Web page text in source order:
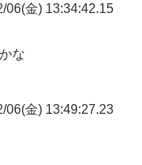
06(金) 13:34:42.15
な
06(金) 13:49:27.23